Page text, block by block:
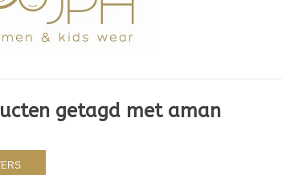
getagd met aman